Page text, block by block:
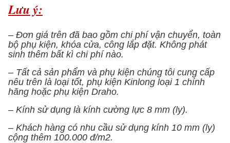
Lưu ý:
– Đơn giá trên đã bao gồm chi phí vận chuyển, toàn
bộ phụ kiện, khóa cửa, công lắp đặt. Không phát
sinh thêm bất kì chi phí nào.
– Tất cả sản phẩm và phụ kiện chúng tôi cung cấp
nêu trên là loại tốt, phụ kiện Kinlong loại 1 chính
hãng hoặc phụ kiện Draho.
– Kính sử dụng là kính cường lực 8 mm (ly).
– Khách hàng có nhu cầu sử dụng kính 10 mm (ly)
cộng thêm 100.000 đ/m2.